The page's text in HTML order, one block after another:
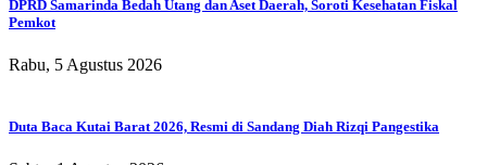
DPRD Samarinda Bedah Utang dan Aset Daerah, Soroti Kesehatan Fiskal
Pemkot
Rabu, 5 Agustus 2026
Duta Baca Kutai Barat 2026, Resmi di Sandang Diah Rizqi Pangestika